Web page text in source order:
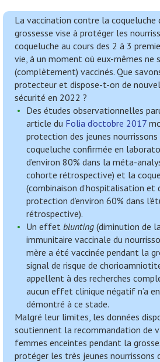
La vaccination contre la coqueluche
grossesse vise à protéger les
coqueluche au cours des 2 à 3
vie, à un moment où eux-mêmes ne
(complètement) vaccinés. Que
protecteur et dispose-t-on de
sécurité en 2022 ?
Des études observationnelles
article du Folia d’octobre 2017
protection des jeunes
coqueluche confirmée en
d’environ 80% dans la méta-
cohorte rétrospective) et la
(combinaison d’hospitalisation et
protection d’environ 60% dans
rétrospective).
Un effet blunting (diminution de
immunitaire vaccinale du
mère a été vaccinée pendant la
signal de risque de
appellent à des recherches
aucun effet clinique négatif n’a
démontré à ce stade.
Malgré leur limites, les données
soutiennent la recommandation de
femmes enceintes pendant la
protéger les très jeunes nourrissons